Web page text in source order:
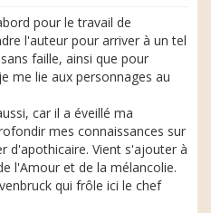
pour le travail de
l'auteur pour arriver à un tel
faille, ainsi que pour
me lie aux personnages au
car il a éveillé ma
mes connaissances sur
d'apothicaire. Vient s'ajouter à
l'Amour et de la mélancolie.
qui frôle ici le chef